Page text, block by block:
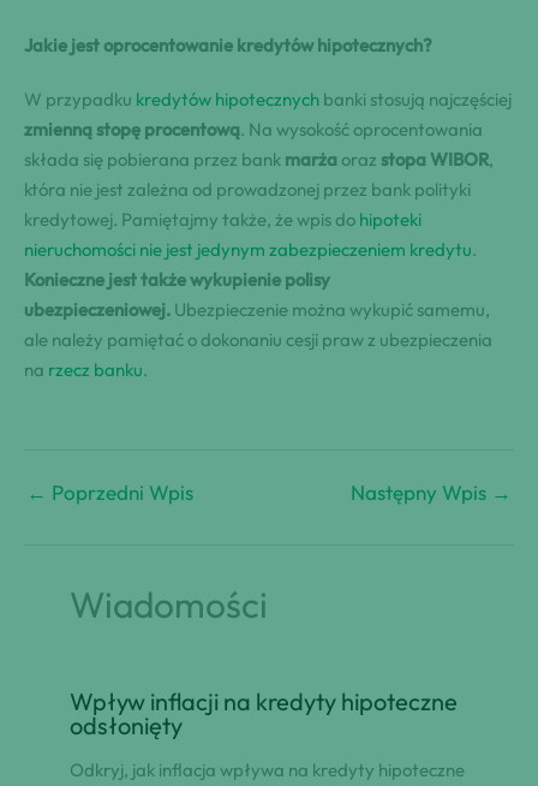
Jakie jest oprocentowanie kredytów hipotecznych?
W przypadku kredytów hipotecznych banki stosują najczęściej
zmienną stopę procentową. Na wysokość oprocentowania
składa się pobierana przez bank marża oraz stopa WIBOR,
która nie jest zależna od prowadzonej przez bank polityki
kredytowej. Pamiętajmy także, że wpis do hipoteki
nieruchomości nie jest jedynym zabezpieczeniem kredytu.
Konieczne jest także wykupienie polisy
ubezpieczeniowej. Ubezpieczenie można wykupić samemu,
ale należy pamiętać o dokonaniu cesji praw z ubezpieczenia
na rzecz banku.
← Poprzedni Wpis Następny Wpis →
Wiadomości
Wpływ inflacji na kredyty hipoteczne
odsłonięty
Odkryj, jak inflacja wpływa na kredyty hipoteczne